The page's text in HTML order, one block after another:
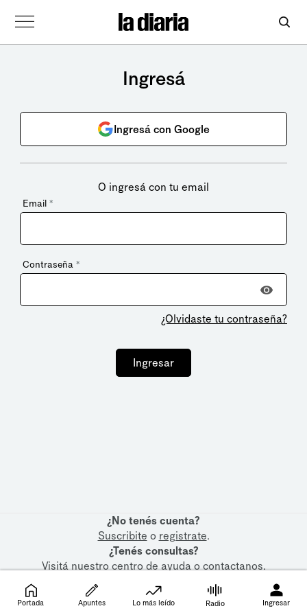
Ingresá
Ingresá con Google
O ingresá con tu email
Email *
Contraseña *
¿Olvidaste tu contraseña?
Ingresar
¿No tenés cuenta?
Suscribite o registrate.
¿Tenés consultas?
Visitá nuestrocentro de ayudaocontactanos.
Portada Apuntes Lo más leído Radio Ingresar